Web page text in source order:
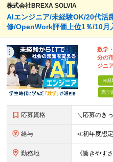
株式会社BREXA SOLVIA
AIエンジニア/未経験OK/20代活
修/OpenWork評価上位1％/10月
数学
分の
ジニ
未経
完全
応募資格
給与
勤務地